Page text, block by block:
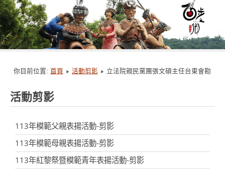
你目前位置: 首頁 活動剪影 立法院親民黨團張文碩主任台東會勘
活動剪影
113年模範父親表揚活動-剪影
113年模範母親表揚活動-剪影
113年紅黎祭暨模範青年表揚活動-剪影